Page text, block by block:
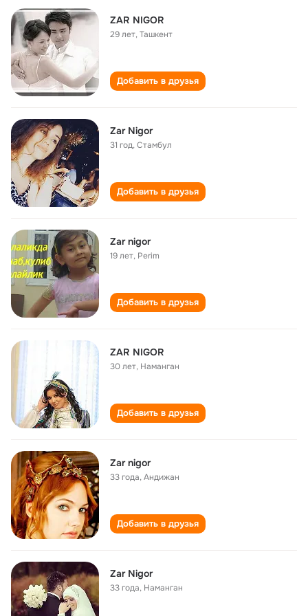
ZAR NIGOR
29 лет,Ташкент
Добавить в друзья
Zar Nigor
31 год,Стамбул
Добавить в друзья
Zar nigor
19 лет, Perim
Добавить в друзья
ZAR NIGOR
30 лет, Наманган
Добавить в друзья
Zar nigor
33 года,Андижан
Добавить в друзья
Zar Nigor
33 года, Наманган